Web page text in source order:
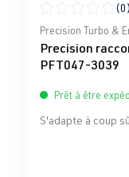
Note moyenne
(0)
Precision Turbo &
Precision
PFT047-3039
Prêt à être
S'adapte à coup